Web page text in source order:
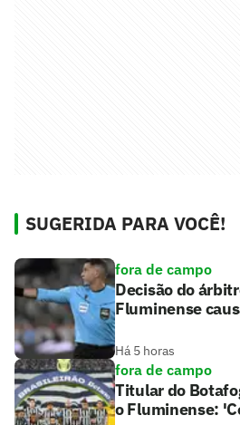
SUGERIDA PARA VOCÊ!
fora de campo
Decisão do
Fluminense
Há 5 horas
fora de campo
Titular do
o Fluminense: